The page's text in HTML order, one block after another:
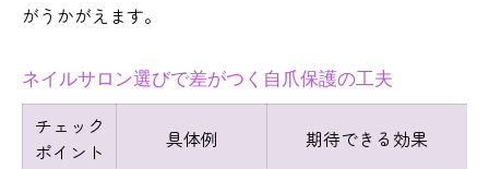
がうかがえます。
ネイルサロン選びで差がつく自爪保護の工夫
チェック
ポイント
具体例 期待できる効果